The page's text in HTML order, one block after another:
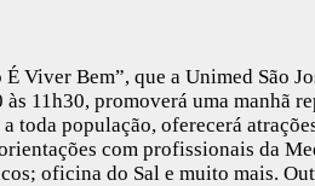
Viver Bem”, que a Unimed São
11h30, promoverá uma manhã
toda população, oferecerá
com profissionais da
oficina do Sal e muito mais.